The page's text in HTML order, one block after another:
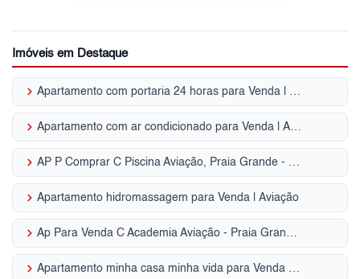
Imóveis em Destaque
keyboard_arrow_right Apartamento com portaria 24 horas para Venda | Aviação
keyboard_arrow_right Apartamento com ar condicionado para Venda | Aviação
keyboard_arrow_right AP P Comprar C Piscina Aviação, Praia Grande - SP
keyboard_arrow_right Apartamento hidromassagem para Venda | Aviação
keyboard_arrow_right Ap Para Venda C Academia Aviação - Praia Grande, SP
keyboard_arrow_right Apartamento minha casa minha vida para Venda | Aviação